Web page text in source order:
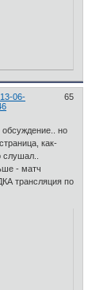
65
13-06-
обсуждение.. но
как-
слушал..
- матч
трансляция по